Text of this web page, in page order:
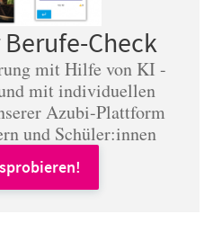
Check
mit Hilfe von KI -
mit individuellen
Azubi-Plattform
und Schüler:innen